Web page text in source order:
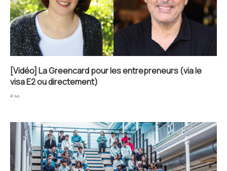
[Vidéo] La Greencard pour les entrepreneurs (via le
visa E2 ou directement)
FM